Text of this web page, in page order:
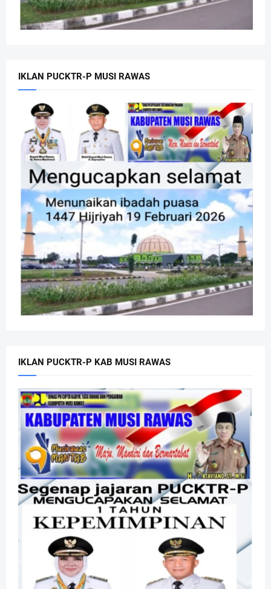
IKLAN PUCKTR-P MUSI RAWAS
IKLAN PUCKTR-P KAB MUSI RAWAS